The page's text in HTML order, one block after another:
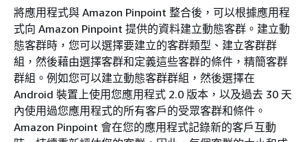
將應用程式與 Amazon Pinpoint 整合後，可以根據應用程
式向 Amazon Pinpoint 提供的資料建立動態客群。建立動
態客群時，您可以選擇要建立的客群類型、建立客群群
組，然後藉由選擇客群和定義這些客群的條件，精簡客群
群組。例如您可以建立動態客群群組，然後選擇在
Android 裝置上使用您應用程式 2.0 版本，以及過去 30 天
內使用過您應用程式的所有客戶的受眾客群和條件。
Amazon Pinpoint 會在您的應用程式記錄新的客戶互動